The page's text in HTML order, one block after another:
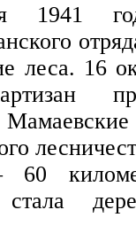
1941
леса. 16
стала